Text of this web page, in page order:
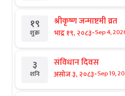
१९
शुक्र
श्रीकृष्ण जन्माष्टमी व्रत
भाद्र १९, २०८३-Sep 4,
३
शनि
संविधान दिवस
असोज ३, २०८३-Sep 19,